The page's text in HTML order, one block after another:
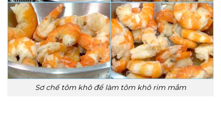
Sơ chế tôm khô để làm tôm khô rim mắm